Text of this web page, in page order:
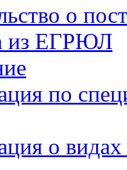
о
из ЕГРЮЛ
по
о